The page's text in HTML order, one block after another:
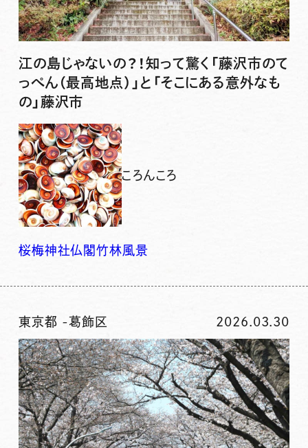
江の島じゃないの？！知って驚く「藤沢市のて
っぺん（最高地点）」と「そこにある意外なも
の」藤沢市
ころんころ
桜梅神社仏閣竹林風景
東京都 -葛飾区 2026.03.30